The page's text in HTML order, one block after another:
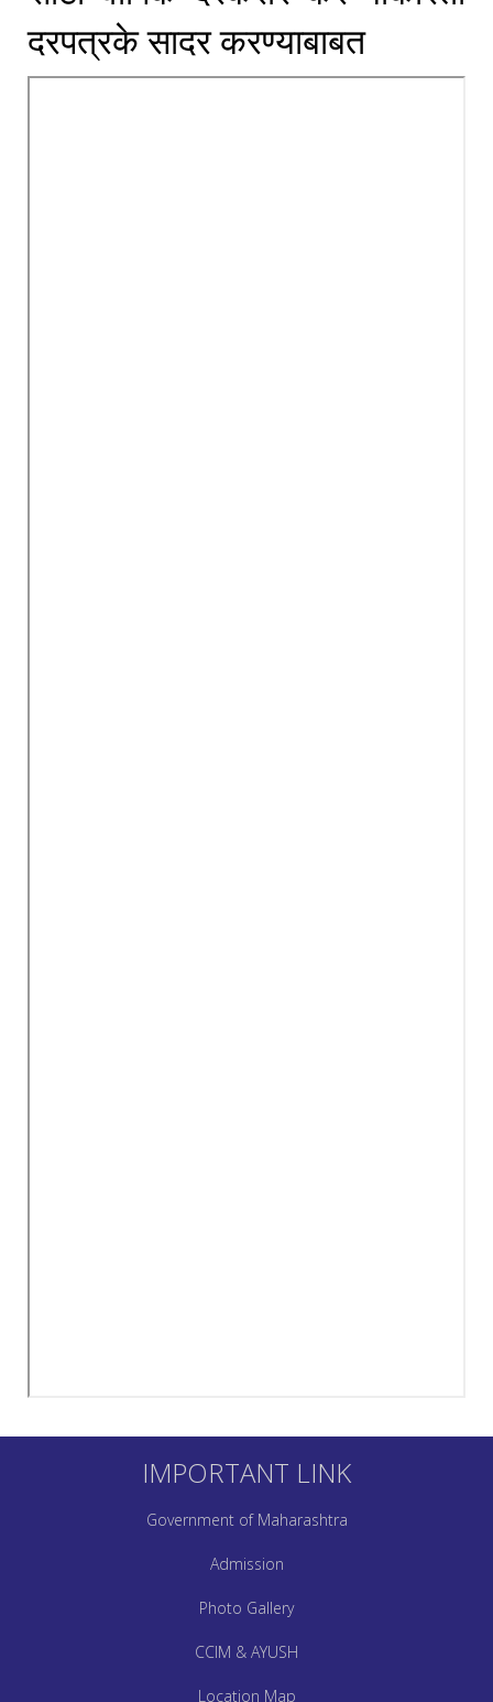
दरपत्रके सादर करण्याबाबत
IMPORTANT LINK
Government of Maharashtra
Admission
Photo Gallery
CCIM & AYUSH
Location Map